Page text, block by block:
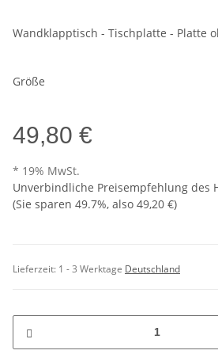
Wandklapptisch - Tischplatte - Platte
Größe
49,80 €
* 19% MwSt.
Unverbindliche Preisempfehlung des
(Sie sparen 49.7%, also 49,20 €)
Lieferzeit: 1 - 3 Werktage Deutschland